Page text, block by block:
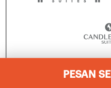
PESAN